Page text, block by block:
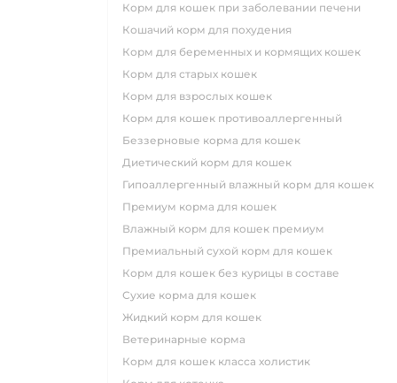
корм для кошек при заболевании печени
кошачий корм для похудения
корм для беременных и кормящих кошек
корм для старых кошек
корм для взрослых кошек
корм для кошек противоаллергенный
беззерновые корма для кошек
диетический корм для кошек
гипоаллергенный влажный корм для кошек
премиум корма для кошек
влажный корм для кошек премиум
премиальный сухой корм для кошек
корм для кошек без курицы в составе
сухие корма для кошек
жидкий корм для кошек
ветеринарные корма
корм для кошек класса холистик